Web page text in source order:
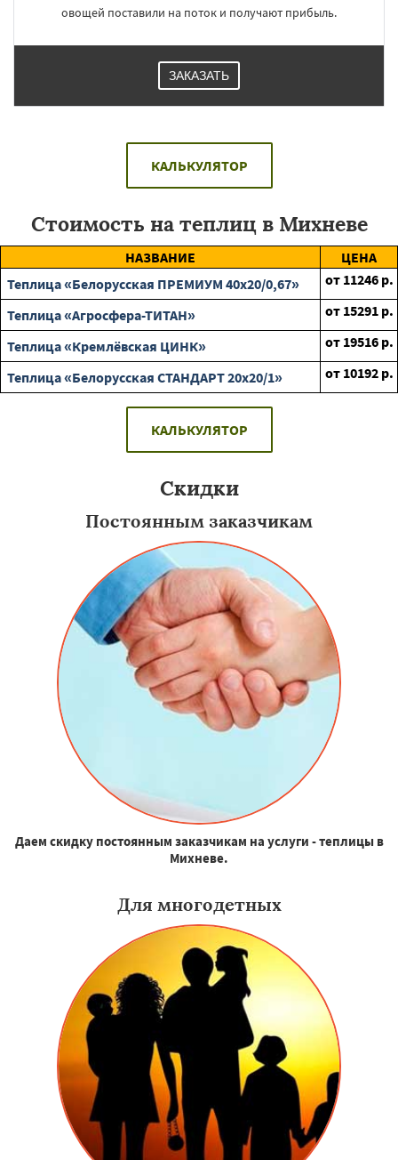
овощей поставили на поток и получают прибыль.
ЗАКАЗАТЬ
КАЛЬКУЛЯТОР
Стоимость на теплиц в Михневе
НАЗВАНИЕ
ЦЕНА
Теплица «Белорусская ПРЕМИУМ 40х20/0,67»
от 11246 р.
Теплица «Агросфера-ТИТАН»
от 15291 р.
Теплица «Кремлёвская ЦИНК»
от 19516 р.
Теплица «Белорусская СТАНДАРТ 20х20/1»
от 10192 р.
КАЛЬКУЛЯТОР
Скидки
Постоянным заказчикам
Даем скидку постоянным заказчикам на услуги - теплицы в
Михневе.
Для многодетных